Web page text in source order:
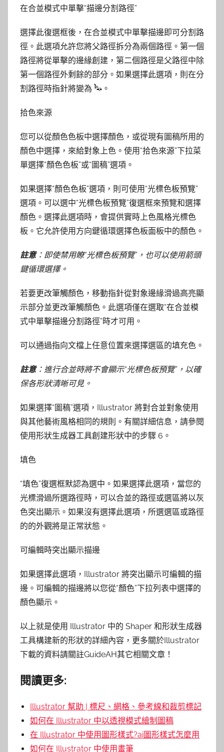
在合並模式中單擊“描邊分割路徑”
選擇此復選框後，在合並模式中單擊描邊即可分割路
徑。此選項允許您將父路徑拆分為兩個路徑。第一個
路徑將從單擊的邊緣創建，第二個路徑是父路徑中除
第一個路徑外剩餘的部分。如果選擇此選項，則在分
割路徑時指針將變為
。
拾色來源
您可以從顏色色板中選擇顏色，或從現有圖稿所用的
顏色中選擇，來給對象上色。使用“拾色來源”下拉菜
單選擇“顏色色板”或“圖稿”選項。
如果選擇“顏色色板”選項，則可使用“光標色板預覽”
選項。可以選中“光標色板預覽”復選框來預覽和選擇
顏色。選擇此選項時，會提供實時上色風格光標色
板。它允許使用方向鍵循環選擇色板面板中的顏色。
註意：即使禁用瞭“光標色板預覽”，也可以使用箭頭
鍵循環選擇。
若要更改筆觸顏色，移動指針從對象邊緣滑過高亮顯
示部分並更改筆觸顏色。此選項僅在選取“在合並模
式中單擊描邊分割路徑”時才可用。
可以通過指向文檔上任意位置來選擇選區的填充色。
註意：進行合並時將不會顯示“光標色板預覽”，以確
保各形狀清晰可見。
如果選擇“圖稿”選項，Illustrator 將對合並對象使用
與其他藝術風格相同的規則。有關詳細信息，請參閱
使用形狀生成器工具創建形狀中的步驟 6。
填色
“填色”復選框默認為選中。如果選擇此選項，當您的
光標滑過所選路徑時，可以合並的路徑或選區將以灰
色突出顯示。如果沒有選擇此選項，所選選區或路徑
的的外觀將是正常狀態。
可編輯時突出顯示描邊
如果選擇此選項，Illustrator 將突出顯示可編輯的描
邊。可編輯的描邊將以您從“顏色”下拉列表中選擇的
顏色顯示。
以上就是使用 Illustrator 中的 Shaper 和形狀生成器
工具構建新的形狀的詳細內容，更多關於Illustrator
下載的資料請關註GuideAH其它相關文章！
閱讀更多:
Illustrator 幫助 | 標尺、網格、參考線和裁剪標記
如何在 Illustrator 中以透視模式繪制圖稿
在 Illustrator 中使用圖形樣式?ai圖形樣式怎麼用
如何在 Illustrator 中使用畫筆